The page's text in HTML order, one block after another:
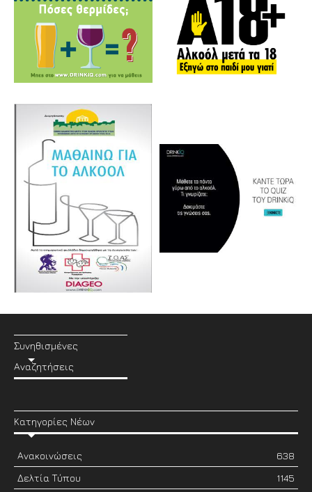
Συνηθισμένες
Αναζητήσεις
Κατηγορίες Νέων
Ανακοινώσεις
638
Δελτία Τύπου
1145